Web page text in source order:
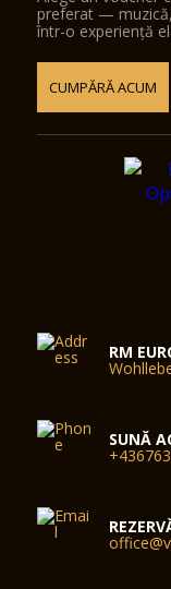
preferat —
într-o experiență
CUMPĂRĂ ACUM
RM
SUNĂ